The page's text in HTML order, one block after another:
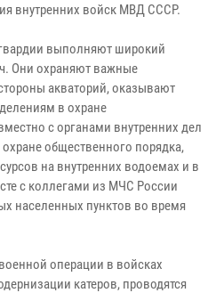
внутренних войск МВД СССР.
выполняют широкий
Они охраняют важные
акваторий, оказывают
в охране
с органами внутренних дел
общественного порядка,
на внутренних водоемах и в
с коллегами из МЧС России
населенных пунктов во время
операции в войсках
катеров, проводятся